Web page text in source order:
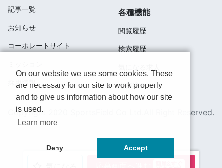
記事一覧
お知らせ
コーポレートサイト
採用情報
各種機能
閲覧履歴
検索履歴
応募済み
Copyright 2020 SportsField Co Ltd.All Right Reserved.
On our website we use some cookies. These
are necessary for our site to work properly
and to give us information about how our site
is used.
Learn more
Deny Accept